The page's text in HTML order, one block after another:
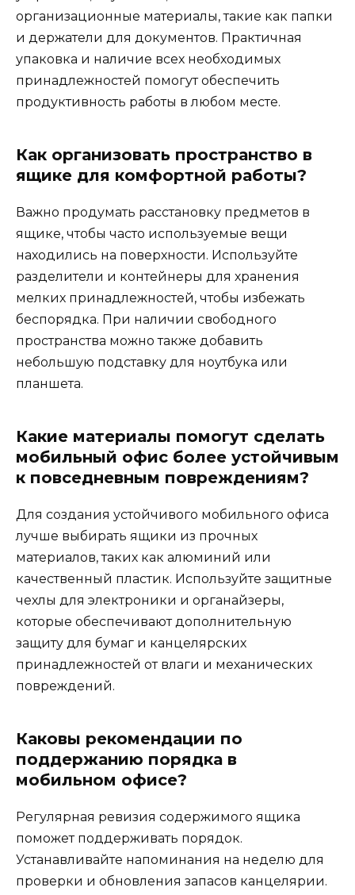
организационные материалы, такие как папки
и держатели для документов. Практичная
упаковка и наличие всех необходимых
принадлежностей помогут обеспечить
продуктивность работы в любом месте.
Как организовать пространство в
ящике для комфортной работы?
Важно продумать расстановку предметов в
ящике, чтобы часто используемые вещи
находились на поверхности. Используйте
разделители и контейнеры для хранения
мелких принадлежностей, чтобы избежать
беспорядка. При наличии свободного
пространства можно также добавить
небольшую подставку для ноутбука или
планшета.
Какие материалы помогут сделать
мобильный офис более устойчивым
к повседневным повреждениям?
Для создания устойчивого мобильного офиса
лучше выбирать ящики из прочных
материалов, таких как алюминий или
качественный пластик. Используйте защитные
чехлы для электроники и органайзеры,
которые обеспечивают дополнительную
защиту для бумаг и канцелярских
принадлежностей от влаги и механических
повреждений.
Каковы рекомендации по
поддержанию порядка в
мобильном офисе?
Регулярная ревизия содержимого ящика
поможет поддерживать порядок.
Устанавливайте напоминания на неделю для
проверки и обновления запасов канцелярии.